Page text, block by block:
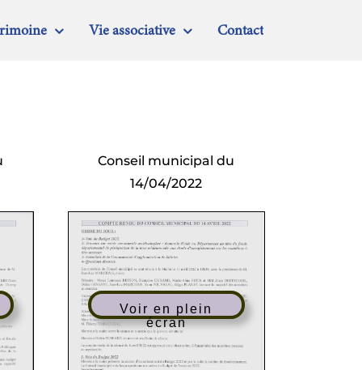
Vie associative Contact
Conseil municipal du
14/04/2022
Voir en plein
écran